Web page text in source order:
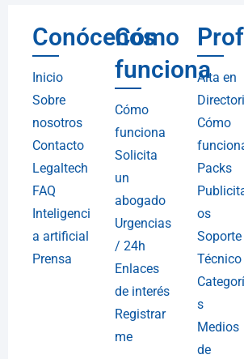
Conócenos
Inicio
Sobre
nosotros
Contacto
Legaltech
FAQ
Inteligenci
a artificial
Prensa
Cómo
funciona
Cómo
funciona
Solicita
un
abogado
Urgencias
/ 24h
Enlaces
de interés
Registrar
me
Alta en
Cómo
Packs
os
Soporte
Técnico
s
Medios
de